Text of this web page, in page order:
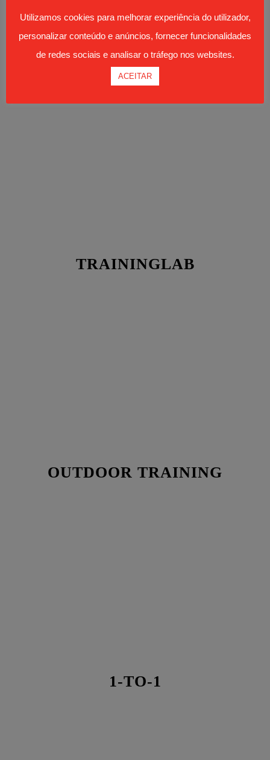
CORPORATE TRAINING
ACADEMIES
TRAININGLAB
OUTDOOR TRAINING
1-TO-1
Utilizamos cookies para melhorar experiência do utilizador,
personalizar conteúdo e anúncios, fornecer funcionalidades
de redes sociais e analisar o tráfego nos websites.
ACEITAR